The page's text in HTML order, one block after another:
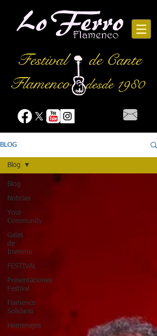
Festival
de Cante
Flamencodesde 1980
BLOG
Blog
Noticias
Your
Community
Galas
de
Invierno
FESTIVAL
Presentaciones
Festival
Flamenco
Solidario
Homenajes
Blog